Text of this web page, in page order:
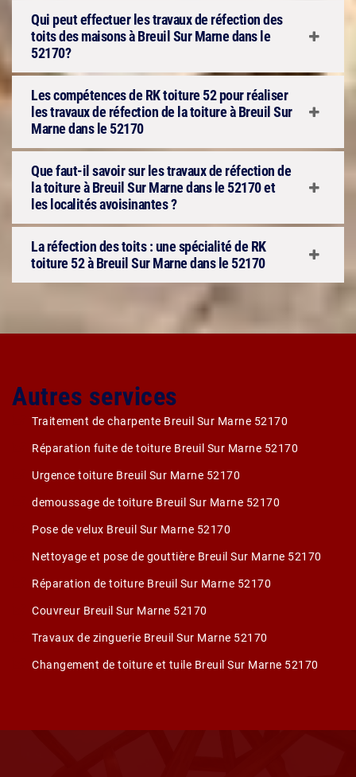
Qui peut effectuer les travaux de réfection des
toits des maisons à Breuil Sur Marne dans le
52170?
Les compétences de RK toiture 52 pour réaliser
les travaux de réfection de la toiture à Breuil Sur
Marne dans le 52170
Que faut-il savoir sur les travaux de réfection de
la toiture à Breuil Sur Marne dans le 52170 et
les localités avoisinantes ?
La réfection des toits : une spécialité de RK
toiture 52 à Breuil Sur Marne dans le 52170
Autres services
Traitement de charpente Breuil Sur Marne 52170
Réparation fuite de toiture Breuil Sur Marne 52170
Urgence toiture Breuil Sur Marne 52170
demoussage de toiture Breuil Sur Marne 52170
Pose de velux Breuil Sur Marne 52170
Nettoyage et pose de gouttière Breuil Sur Marne 52170
Réparation de toiture Breuil Sur Marne 52170
Couvreur Breuil Sur Marne 52170
Travaux de zinguerie Breuil Sur Marne 52170
Changement de toiture et tuile Breuil Sur Marne 52170